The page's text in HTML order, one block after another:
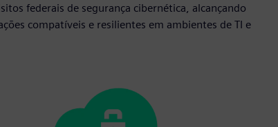
federais de segurança cibernética, alcançando
compatíveis e resilientes em ambientes de TI e